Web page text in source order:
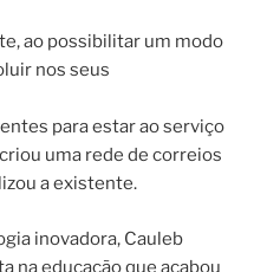
ao possibilitar um modo
nos seus
para estar ao serviço
uma rede de correios
a existente.
inovadora, Cauleb
na educação que acabou